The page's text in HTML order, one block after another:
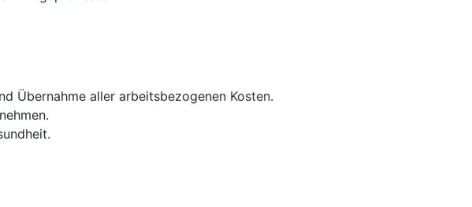
Übernahme aller arbeitsbezogenen Kosten.